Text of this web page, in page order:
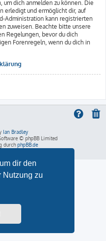
dir den
Nutzung zu
um dich anmelden zu können. Die
erledigt und ermöglicht dir, auf
Administration kann registrierten
zuweisen. Beachte bitte unsere
Regelungen, bevor du dich
Forenregeln, wenn du dich in
Ian Bradley
© phpBB Limited
durch phpBB.de